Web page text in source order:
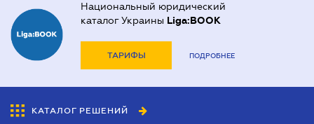
Национальный юридический
каталог Украины Liga:BOOK
ТАРИФЫ ПОДРОБНЕЕ
КАТАЛОГ РЕШЕНИЙ